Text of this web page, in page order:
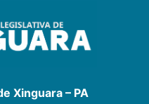
Xinguara – PA